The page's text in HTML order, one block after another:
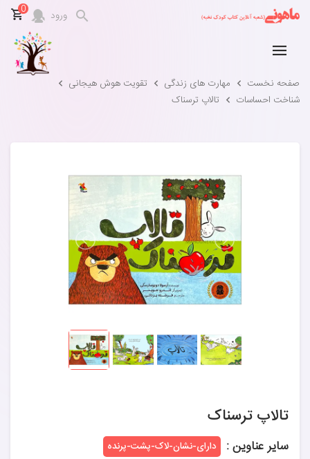
ورود 0
صفحه نخست مهارت های زندگی
تقویت هوش هیجانی
شناخت احساسات
تالاپ ترسناک
تالاپ ترسناک
سایر عناوین : دارای-نشان-لاک-پشت-پرنده